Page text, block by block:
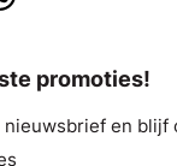
promoties!
en blijf